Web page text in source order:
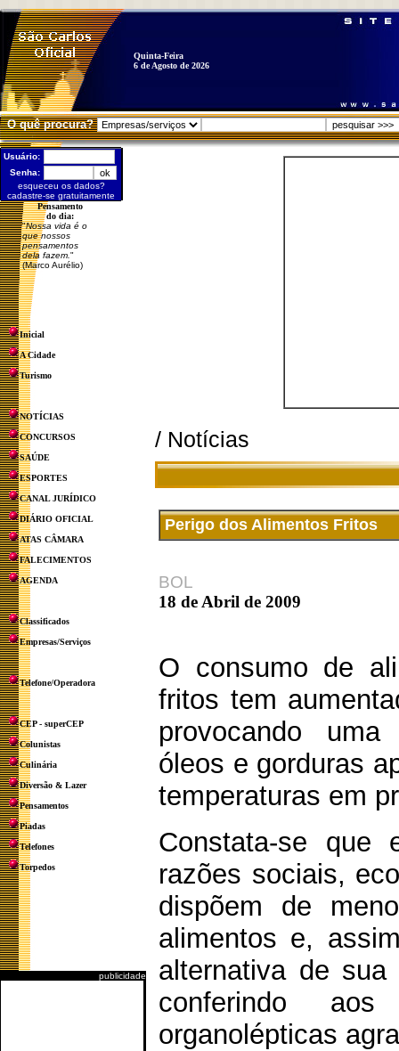
Quinta-Feira
6 de Agosto de 2026
O quê procura?
Usuário:
Senha:
esqueceu os dados?
cadastre-se gratuitamente
Pensamento
do dia:
"Nossa vida é o
que nossos
pensamentos
dela fazem. "
(Marco Aurélio)
Inicial
A Cidade
Turismo
NOTÍCIAS
CONCURSOS
SAÚDE
ESPORTES
CANAL JURÍDICO
DIÁRIO OFICIAL
ATAS CÂMARA
FALECIMENTOS
AGENDA
Classificados
Empresas/Serviços
Telefone/Operadora
CEP - superCEP
Colunistas
Culinária
Diversão & Lazer
Pensamentos
Piadas
Telefones
Torpedos
publicidade
/ Notícias
Perigo dos Alimentos Fritos
BOL
18 de Abril de 2009
O consumo de
fritos tem
provocando
óleos e gorduras
temperaturas em
Constata-se que
razões sociais,
dispõem de
alimentos e,
alternativa de
conferindo aos
organolépticas